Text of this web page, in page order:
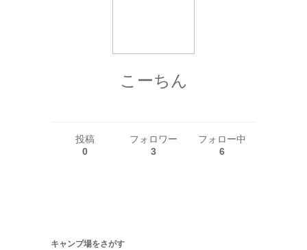
こーちん
投稿
0
フォロワー
3
フォロー中
6
キャンプ場をさがす